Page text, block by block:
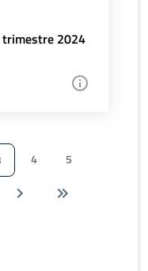
2024
4
5